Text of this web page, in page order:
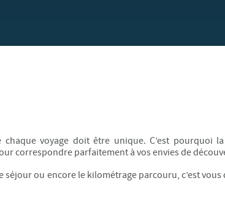
voyage doit être unique. C’est pourquoi
correspondreparfaitement à vos envies de
ou encore le kilométrage parcouru, c’est